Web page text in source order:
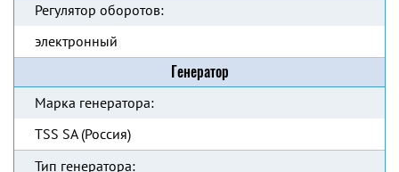
Регулятор оборотов:
электронный
Генератор
Марка генератора:
TSS SA (Россия)
Тип генератора: